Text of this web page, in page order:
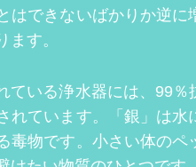
はできないばかりか逆に
ます。
ている浄水器には、99％
れています。「銀」は水
毒物です。小さい体のペ